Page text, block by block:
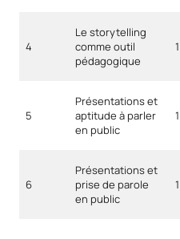
4
Le storytelling
comme outil
pédagogique
1
5
Présentations et
aptitude à parler
en public
1
6
Présentations et
prise de parole
en public
1